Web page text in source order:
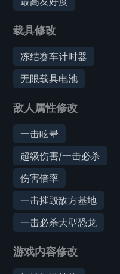
载具修改
冻结赛车计时器
无限载具电池
敌人属性修改
一击眩晕
超级伤害/一击必杀
伤害倍率
一击摧毁敌方基地
一击必杀大型恐龙
游戏内容修改